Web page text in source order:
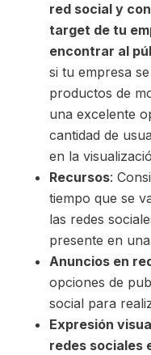
red social y
target de tu
encontrar al
si tu empresa
productos de
una excelente
cantidad de
en la
Recursos:
tiempo que se
las redes
presente en
Anuncios en
opciones de
social para
Expresión
redes sociales